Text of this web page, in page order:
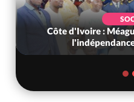
Côte d'Ivoire :